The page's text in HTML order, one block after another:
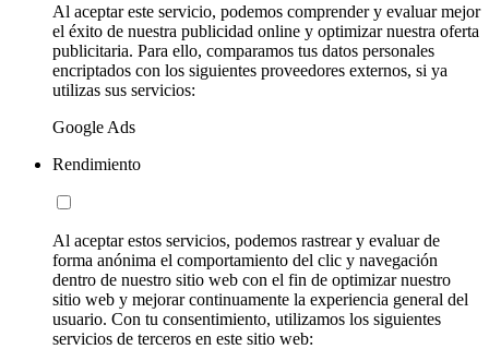
Al aceptar este servicio, podemos comprender y evaluar mejor
el éxito de nuestra publicidad online y optimizar nuestra oferta
publicitaria. Para ello, comparamos tus datos personales
encriptados con los siguientes proveedores externos, si ya
utilizas sus servicios:
Google Ads
Rendimiento
Al aceptar estos servicios, podemos rastrear y evaluar de
forma anónima el comportamiento del clic y navegación
dentro de nuestro sitio web con el fin de optimizar nuestro
sitio web y mejorar continuamente la experiencia general del
usuario. Con tu consentimiento, utilizamos los siguientes
servicios de terceros en este sitio web: